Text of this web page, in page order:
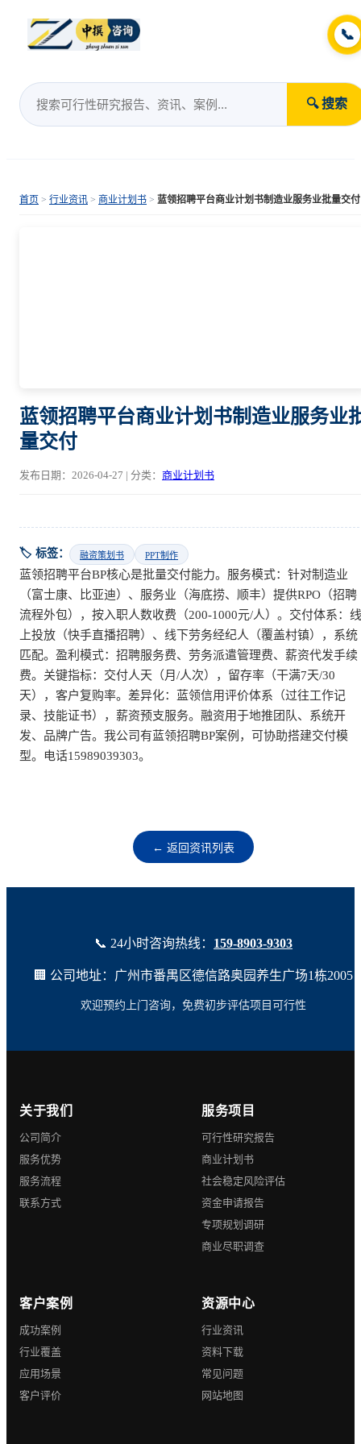
📞
🔍 搜索
首页 > 行业资讯 > 商业计划书 > 蓝领招聘平台商业计划书制造业服务业批量交付
蓝领招聘平台商业计划书制造业服务业
量交付
发布日期：2026-04-27 | 分类： 商业计划书
🏷️ 标签： 融资策划书 PPT制作
蓝领招聘平台BP核心是批量交付能力。服务模式：针对制造业
（富士康、比亚迪）、服务业（海底捞、顺丰）提供RPO（招聘
流程外包），按入职人数收费（200-1000元/人）。交付体系：线
上投放（快手直播招聘）、线下劳务经纪人（覆盖村镇），系统
匹配。盈利模式：招聘服务费、劳务派遣管理费、薪资代发手续
费。关键指标：交付人天（月/人次），留存率（干满7天/30
天），客户复购率。差异化：蓝领信用评价体系（过往工作记
录、技能证书），薪资预支服务。融资用于地推团队、系统开
发、品牌广告。我公司有蓝领招聘BP案例，可协助搭建交付模
型。电话15989039303。
← 返回资讯列表
📞 24小时咨询热线： 159-8903-9303
🏢 公司地址：广州市番禺区德信路奥园养生广场1栋2005
欢迎预约上门咨询，免费初步评估项目可行性
关于我们
公司简介
服务优势
服务流程
联系方式
服务项目
可行性研究报告
商业计划书
社会稳定风险评估
资金申请报告
专项规划调研
商业尽职调查
客户案例
成功案例
行业覆盖
应用场景
客户评价
资源中心
行业资讯
资料下载
常见问题
网站地图